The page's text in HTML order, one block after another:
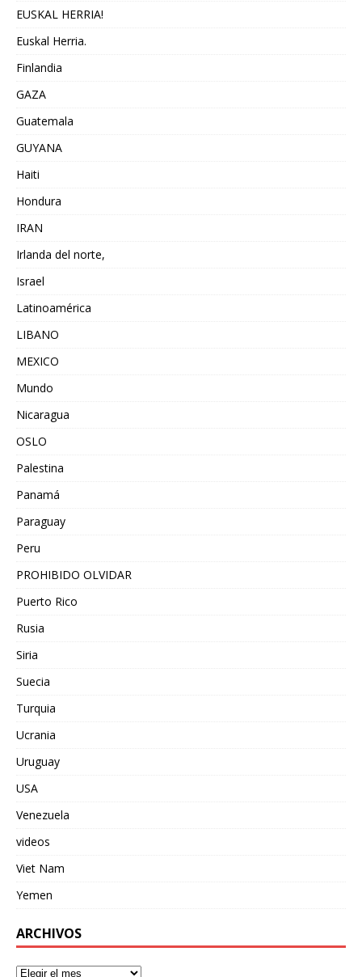
EUSKAL HERRIA!
Euskal Herria.
Finlandia
GAZA
Guatemala
GUYANA
Haiti
Hondura
IRAN
Irlanda del norte,
Israel
Latinoamérica
LIBANO
MEXICO
Mundo
Nicaragua
OSLO
Palestina
Panamá
Paraguay
Peru
PROHIBIDO OLVIDAR
Puerto Rico
Rusia
Siria
Suecia
Turquia
Ucrania
Uruguay
USA
Venezuela
videos
Viet Nam
Yemen
ARCHIVOS